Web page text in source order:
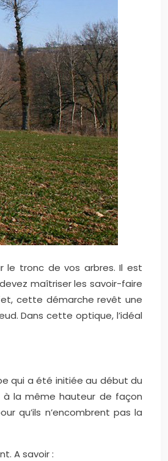
le tronc de vos arbres. Il est
maîtriser les savoir-faire
cette démarche revêt une
Dans cette optique, l’idéal
qui a été initiée au début du
la même hauteur de façon
qu’ils n’encombrent pas la
A savoir :